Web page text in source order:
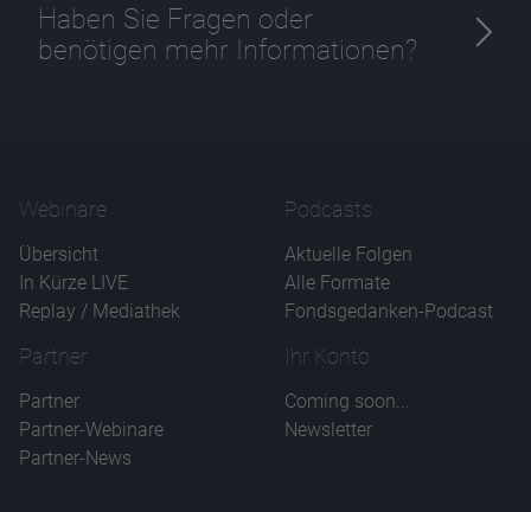
Haben Sie Fragen oder
benötigen mehr Informationen?
Webinare
Übersicht
In Kürze LIVE
Replay / Mediathek
Podcasts
Aktuelle Folgen
Alle Formate
Fondsgedanken-Podcast
Partner
Partner
Partner-Webinare
Partner-News
Ihr Konto
Coming soon...
Newsletter